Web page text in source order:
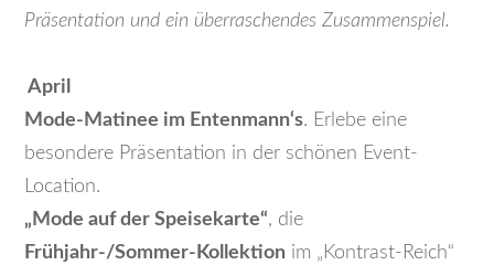
Präsentation und ein überraschendes Zusammenspiel.
April
Mode-Matinee im Entenmann‘s. Erlebe eine
besondere Präsentation in der schönen Event-
Location.
„Mode auf der Speisekarte“, die
Frühjahr-/Sommer-Kollektion im „Kontrast-Reich“